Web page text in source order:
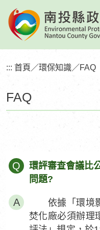
到
要
塊FAQ
::: 首頁 ／環保知識／FAQ
Q
環評審查會議比
問題?
依據「環境影
焚化廠必須辦理